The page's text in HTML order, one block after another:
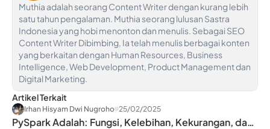
Muthia adalah seorang Content Writer dengan kurang lebih
satu tahun pengalaman. Muthia seorang lulusan Sastra
Indonesia yang hobi menonton dan menulis. Sebagai SEO
Content Writer Dibimbing, Ia telah menulis berbagai konten
yang berkaitan dengan Human Resources, Business
Intelligence, Web Development, Product Management dan
Digital Marketing.
Artikel Terkait
Irhan Hisyam Dwi Nugroho 25/02/2025
PySpark Adalah: Fungsi, Kelebihan, Kekurangan, dan